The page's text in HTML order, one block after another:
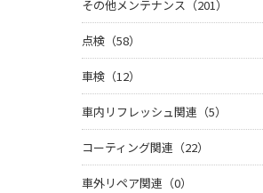
その他メンテナンス（201）
点検（58）
車検（12）
車内リフレッシュ関連（5）
コーティング関連（22）
車外リペア関連（0）